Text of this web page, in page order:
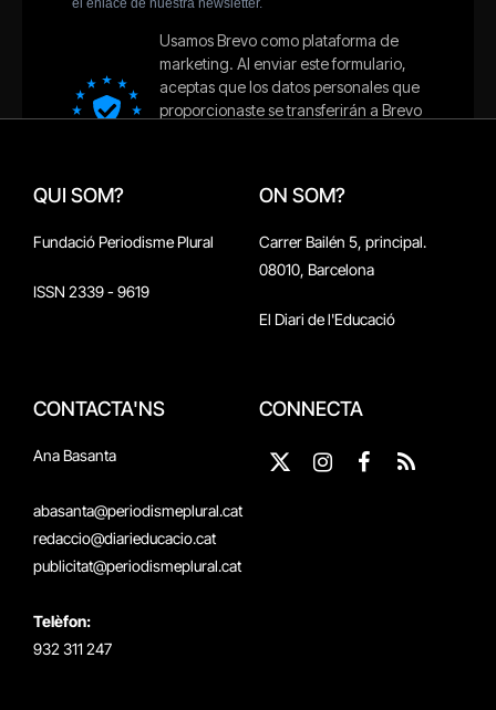
QUI SOM?
Fundació Periodisme Plural
ISSN 2339 - 9619
ON SOM?
Carrer Bailén 5, principal.
08010, Barcelona
El Diari de l'Educació
CONTACTA'NS
Ana Basanta
abasanta@periodismeplural.cat
redaccio@diarieducacio.cat
publicitat@periodismeplural.cat
Telèfon:
932 311 247
CONNECTA
X
Instagram
Facebook
RSS